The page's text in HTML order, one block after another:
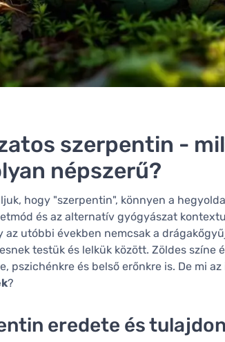
szerpentin -
népszerű?
hogy "szerpentin", könnyen a
és az alternatív gyógyászat
az utóbbi években nemcsak a
testük és lelkük között. Zöldes színe
pszichénkre és belső erőnkre is. De mi
?
eredete és